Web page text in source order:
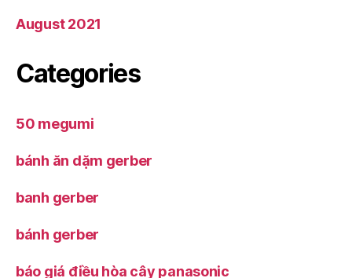
August 2021
Categories
50 megumi
bánh ăn dặm gerber
banh gerber
bánh gerber
báo giá điều hòa cây panasonic